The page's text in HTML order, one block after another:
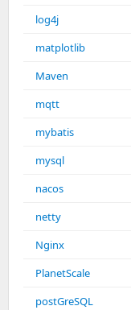
log4j
matplotlib
Maven
mqtt
mybatis
mysql
nacos
netty
Nginx
PlanetScale
postGreSQL